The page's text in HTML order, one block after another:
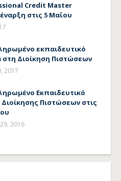
Credit Master
στις 5 Μαΐου
εκπαιδευτικό
Διοίκηση Πιστώσεων
2017
Εκπαιδευτικό
Πιστώσεων στις
2016